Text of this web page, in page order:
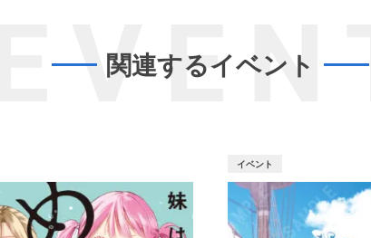
EVENT
関連するイベント
イベント